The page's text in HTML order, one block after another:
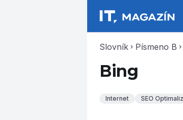
Slovník chevron_right Písmeno B chevron_right
Bing
Internet SEO